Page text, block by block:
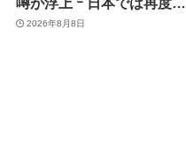
上げの可能性も?!
2026年8月8日